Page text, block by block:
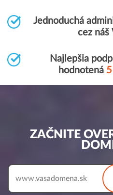
Jednoduchá
cez náš
Najlepšia
hodnotená
ZAČNITE
www.